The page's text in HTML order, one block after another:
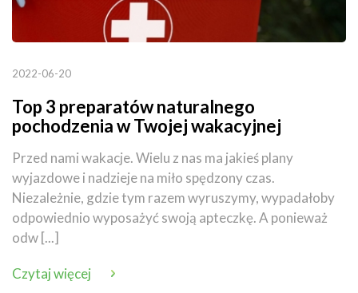
2022-06-20
Top 3 preparatów naturalnego
pochodzenia w Twojej wakacyjnej
Przed nami wakacje. Wielu z nas ma jakieś plany
wyjazdowe i nadzieje na miło spędzony czas.
Niezależnie, gdzie tym razem wyruszymy, wypadałoby
odpowiednio wyposażyć swoją apteczkę. A ponieważ
odw [...]
Czytaj więcej